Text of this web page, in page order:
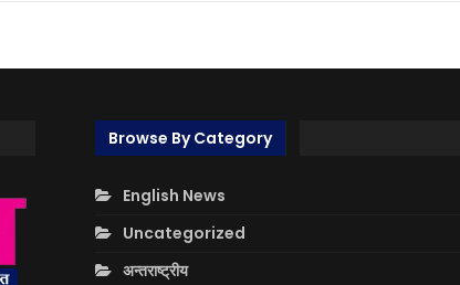
Browse By Category
English News
Uncategorized
अन्तराष्ट्रीय